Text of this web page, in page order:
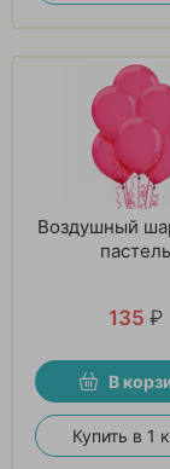
Воздушный
пастель
135 ₽
В
Купить в 1